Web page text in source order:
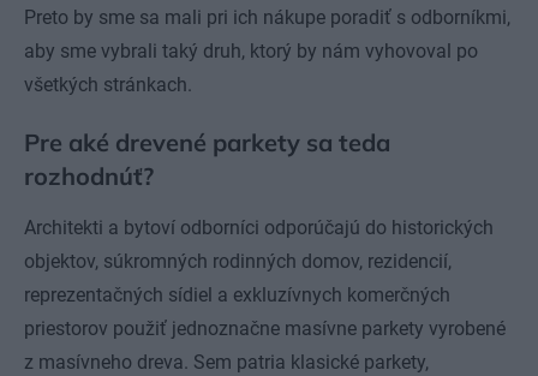
Preto by sme sa mali pri ich nákupe poradiť s odborníkmi,
aby sme vybrali taký druh, ktorý by nám vyhovoval po
všetkých stránkach.
Pre aké drevené parkety sa teda
rozhodnúť?
Architekti a bytoví odborníci odporúčajú do historických
objektov, súkromných rodinných domov, rezidencií,
reprezentačných sídiel a exkluzívnych komerčných
priestorov použiť jednoznačne masívne parkety vyrobené
z masívneho dreva. Sem patria klasické parkety,